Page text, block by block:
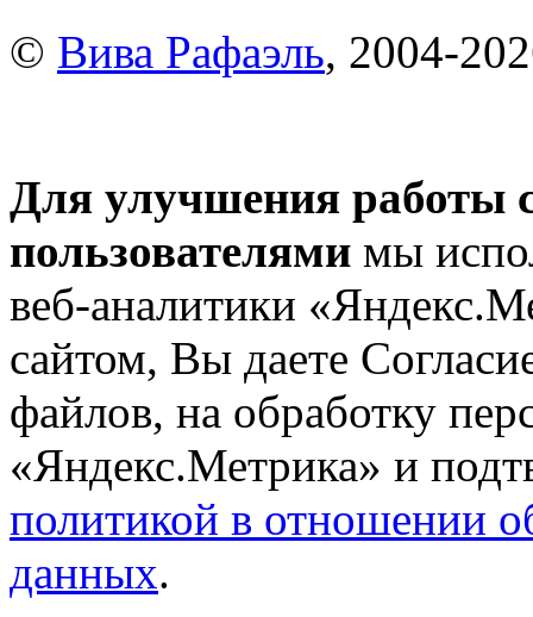
© Вива Рафаэль, 2004-
Для улучшения работы
пользователями мы
веб-аналитики
сайтом, Вы даете
файлов, на обработку
«Яндекс.Метрика» и
политикой в отношении
данных.